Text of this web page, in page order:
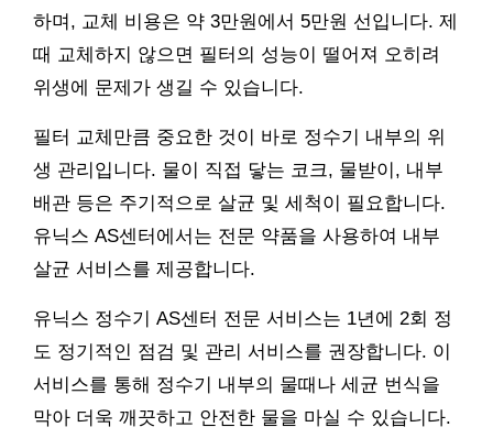
하며, 교체 비용은 약 3만원에서 5만원 선입니다. 제
때 교체하지 않으면 필터의 성능이 떨어져 오히려
위생에 문제가 생길 수 있습니다.
필터 교체만큼 중요한 것이 바로 정수기 내부의 위
생 관리입니다. 물이 직접 닿는 코크, 물받이, 내부
배관 등은 주기적으로 살균 및 세척이 필요합니다.
유닉스 AS센터에서는 전문 약품을 사용하여 내부
살균 서비스를 제공합니다.
유닉스 정수기 AS센터 전문 서비스는 1년에 2회 정
도 정기적인 점검 및 관리 서비스를 권장합니다. 이
서비스를 통해 정수기 내부의 물때나 세균 번식을
막아 더욱 깨끗하고 안전한 물을 마실 수 있습니다.